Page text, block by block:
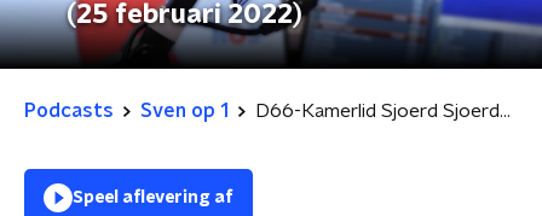
(25 februari 2022)
Podcasts Sven op 1 D66-Kamerlid Sjoerd Sjoerdsma (25 februari 2022)
Speel aflevering af